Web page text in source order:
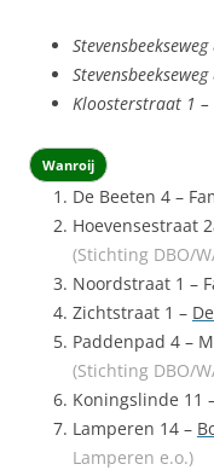
Kloosterstraat 1 –
Wanroij
De Beeten 4 –
Hoevensestraat
(Stichting DBO/
Noordstraat 1 –
Zichtstraat 1 –
Paddenpad 4 –
(Stichting DBO/
Koningslinde 11
Lamperen 14 –
Lamperen e.o.)